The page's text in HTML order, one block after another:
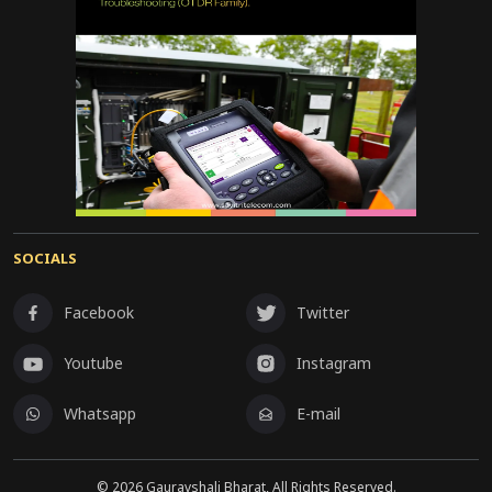
SOCIALS
Facebook Twitter
Youtube Instagram
Whatsapp E-mail
© 2026Gauravshali Bharat, All Rights Reserved.